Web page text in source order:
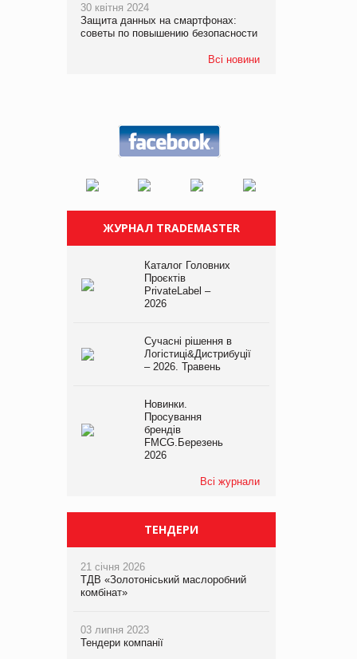
30 квітня 2024
Защита данных на смартфонах:
советы по повышению безопасности
Всі новини
ЖУРНАЛ TRADEMASTER
Каталог Головних
Проєктів
PrivateLabel –
2026
Сучасні рішення в
Логістиці&Дистрибуції
– 2026. Травень
Новинки.
Просування
брендів
FMCG.Березень
2026
Всі журнали
ТЕНДЕРИ
21 січня 2026
ТДВ «Золотоніський маслоробний
комбінат»
03 липня 2023
Тендери компанії